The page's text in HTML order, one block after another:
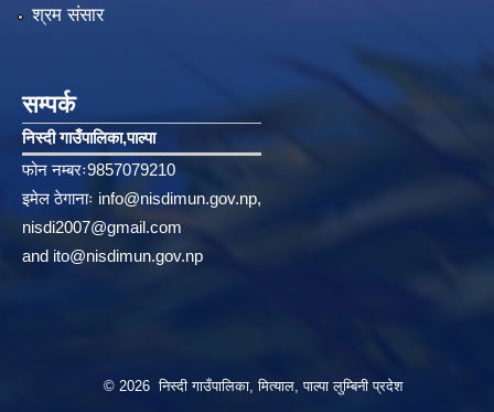
श्रम संसार
सम्पर्क
निस्दी गाउँपालिका‚पाल्पा
फोन नम्बरः9857079210
इमेल ठेगानाः info@nisdimun.gov.np,
nisdi2007@gmail.com
and ito@nisdimun.gov.np
© 2026 निस्दी गाउँपालिका, मित्याल, पाल्पा लुम्बिनी प्रदेश